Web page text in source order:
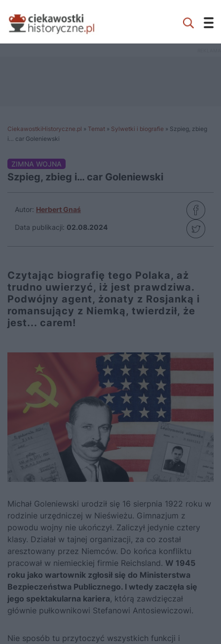
CiekawostkiHistoryczne.pl » Temat » Sylwetki i biografie » Szpieg, zbieg
i… car Goleniewski
ZIMNA WOJNA
Szpieg, zbieg i… car Goleniewski
Autor: Herbert Gnaś
Data publikacji: 02.08.2024
Czytając biografię tego Polaka, aż
trudno uwierzyć, iż jest prawdziwa.
Podwójny agent, żonaty z Rosjanką i
romansujący z Niemką, twierdził, że
jest... carem!
Michał Goleniewski urodził się 16 sierpnia 1922 roku w
rodzinie urzędniczej w Nieświeżu. Gimnazjum z
powodu wojny nie ukończył. Zaliczył jedynie cztery
klasy. Działał w tajnej organizacji, za co został
aresztowany przez Niemców. Do końca konfliktu
pracował w niemieckiej firmie Reichsland. W 1945
roku jako wartownik zgłosił się do Ministerstwa
Bezpieczeństwa Publicznego. I wtedy zaczęła się
jego spektakularna kariera, którą zawdzięczał
głównie pułkownikowi Stefanowi Antosiewiczowi.
Nie sposób tu przytoczyć wszystkich funkcji i